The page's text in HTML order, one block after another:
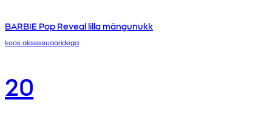
BARBIE Pop Reveal lilla mängunukk
koos aksessuaaridega
20